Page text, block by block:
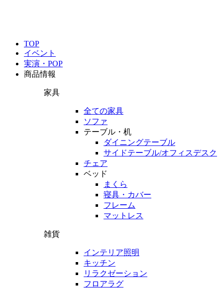
TOP
イベント
実演・POP
商品情報
家具
全ての家具
ソファ
テーブル・机
ダイニングテーブル
サイドテーブル/オフィスデスク
チェア
ベッド
まくら
寝具・カバー
フレーム
マットレス
雑貨
インテリア照明
キッチン
リラクゼーション
フロアラグ